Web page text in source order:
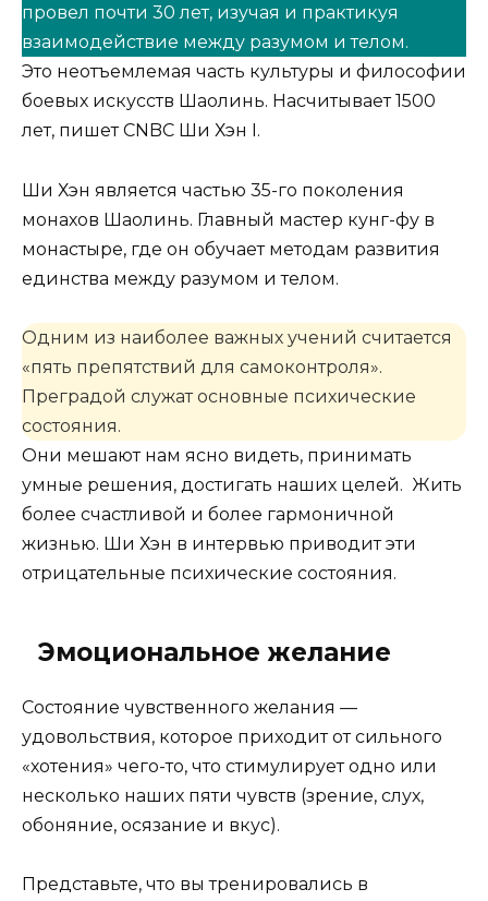
провел почти 30 лет, изучая и практикуя
взаимодействие между разумом и телом.
Это неотъемлемая часть культуры и философии
боевых искусств Шаолинь. Насчитывает 1500
лет, пишет CNBC Ши Хэн I.
Ши Хэн является частью 35-го поколения
монахов Шаолинь. Главный мастер кунг-фу в
монастыре, где он обучает методам развития
единства между разумом и телом.
Одним из наиболее важных учений считается
«пять препятствий для самоконтроля».
Преградой служат основные психические
состояния.
Они мешают нам ясно видеть, принимать
умные решения, достигать наших целей. Жить
более счастливой и более гармоничной
жизнью. Ши Хэн в интервью приводит эти
отрицательные психические состояния.
Эмоциональное желание
Состояние чувственного желания —
удовольствия, которое приходит от сильного
«хотения» чего-то, что стимулирует одно или
несколько наших пяти чувств (зрение, слух,
обоняние, осязание и вкус).
Представьте, что вы тренировались в